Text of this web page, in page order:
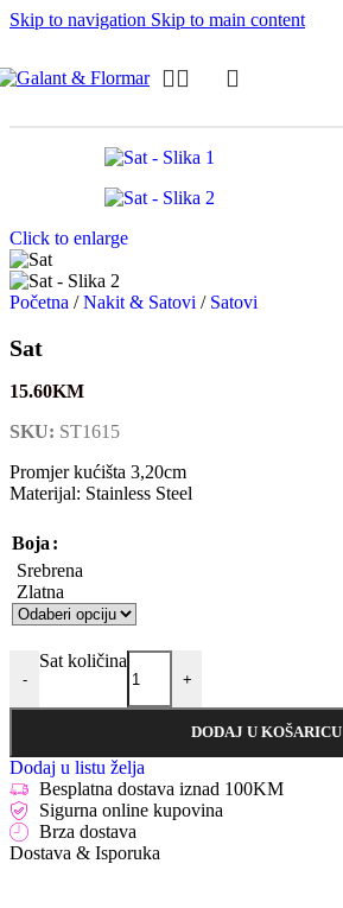
Skip to navigation Skip to main content
Click to enlarge
Početna / Nakit & Satovi / Satovi
Sat
15.60KM
SKU: ST1615
Promjer kućišta 3,20cm
Materijal: Stainless Steel
Boja
Srebrena
Zlatna
-
Sat količina
+
DODAJ U KOŠARICU
Dodaj u listu želja
Besplatna dostava iznad 100KM
Sigurna online kupovina
Brza dostava
Dostava & Isporuka